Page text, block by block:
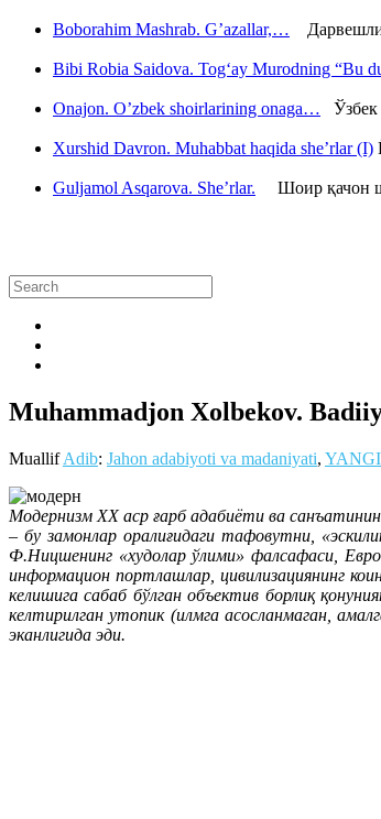
Boborahim Mashrab. G’azallar,…
Bibi Robia Saidova. Tog‘ay Murodning “Bu
Onajon. O’zbek shoirlarining onaga… Ўзбек
Xurshid Davron. Muhabbat haqida she’rlar (I)
Guljamol Asqarova. She’rlar. Шоир қачон
Muhammadjon Xolbekov.
MuallifAdib: Jahon adabiyoti va madaniyati,
Модернизм XX аср ғарб адабиёти ва
– бу замонлар оралиғидаги тафовутни,
Ф.Ницшенинг «худолар ўлими» фалсафаси,
информацион портлашлар, цивилизациянинг
келишига сабаб бўлган объектив борлиқ
келтирилган утопик (илмга асосланмаган,
эканлигида эди.